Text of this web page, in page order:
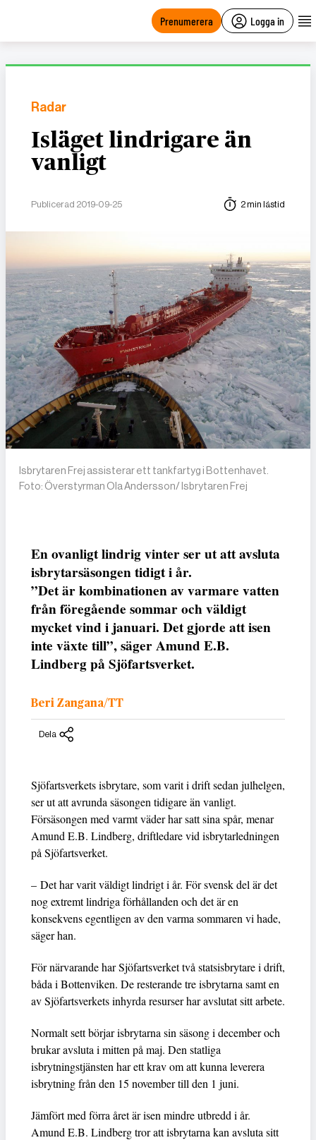
Prenumerera Logga in
Radar
Isläget lindrigare än
vanligt
Publicerad 2019-09-25 2 min lästid
Isbrytaren Frej assisterar ett tankfartyg i Bottenhavet.
Foto: Överstyrman Ola Andersson/ Isbrytaren Frej
En ovanligt lindrig vinter ser ut att avsluta
isbrytarsäsongen tidigt i år.
”Det är kombinationen av varmare vatten
från föregående sommar och väldigt
mycket vind i januari. Det gjorde att isen
inte växte till”, säger Amund E.B.
Lindberg på Sjöfartsverket.
Beri Zangana/TT
Dela
Sjöfartsverkets isbrytare, som varit i drift sedan julhelgen,
ser ut att avrunda säsongen tidigare än vanligt.
Försäsongen med varmt väder har satt sina spår, menar
Amund E.B. Lindberg, driftledare vid isbrytarledningen
på Sjöfartsverket.
– Det har varit väldigt lindrigt i år. För svensk del är det
nog extremt lindriga förhållanden och det är en
konsekvens egentligen av den varma sommaren vi hade,
säger han.
För närvarande har Sjöfartsverket två statsisbrytare i drift,
båda i Bottenviken. De resterande tre isbrytarna samt en
av Sjöfartsverkets inhyrda resurser har avslutat sitt arbete.
Normalt sett börjar isbrytarna sin säsong i december och
brukar avsluta i mitten på maj. Den statliga
isbrytningstjänsten har ett krav om att kunna leverera
isbrytning från den 15 november till den 1 juni.
Jämfört med förra året är isen mindre utbredd i år.
Amund E.B. Lindberg tror att isbrytarna kan avsluta sitt